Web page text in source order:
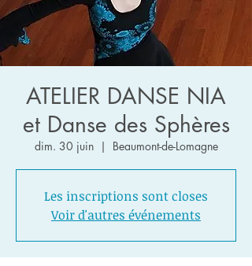
ATELIER DANSE NIA
et Danse des Sphères
dim. 30 juin
  |
Beaumont-de-Lomagne
Les inscriptions sont closes
Voir d'autres événements